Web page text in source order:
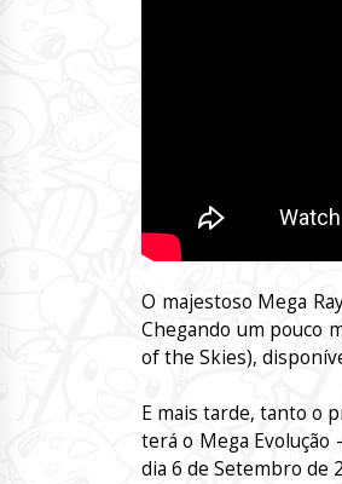
O majestoso Mega
Chegando um pouco
of the Skies),
E mais tarde, tanto o
terá o Mega Evolução
dia 6 de Setembro de